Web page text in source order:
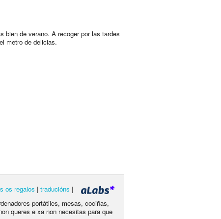
bien de verano. A recoger por las tardes
metro de delicias.
os regalos | traducións |
portátiles, mesas, cociñas,
queres e xa non necesitas para que